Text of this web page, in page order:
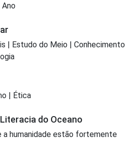
Ano
| Estudo do Meio | Conhecimento
| Ética
do Oceano
a humanidade estão fortemente